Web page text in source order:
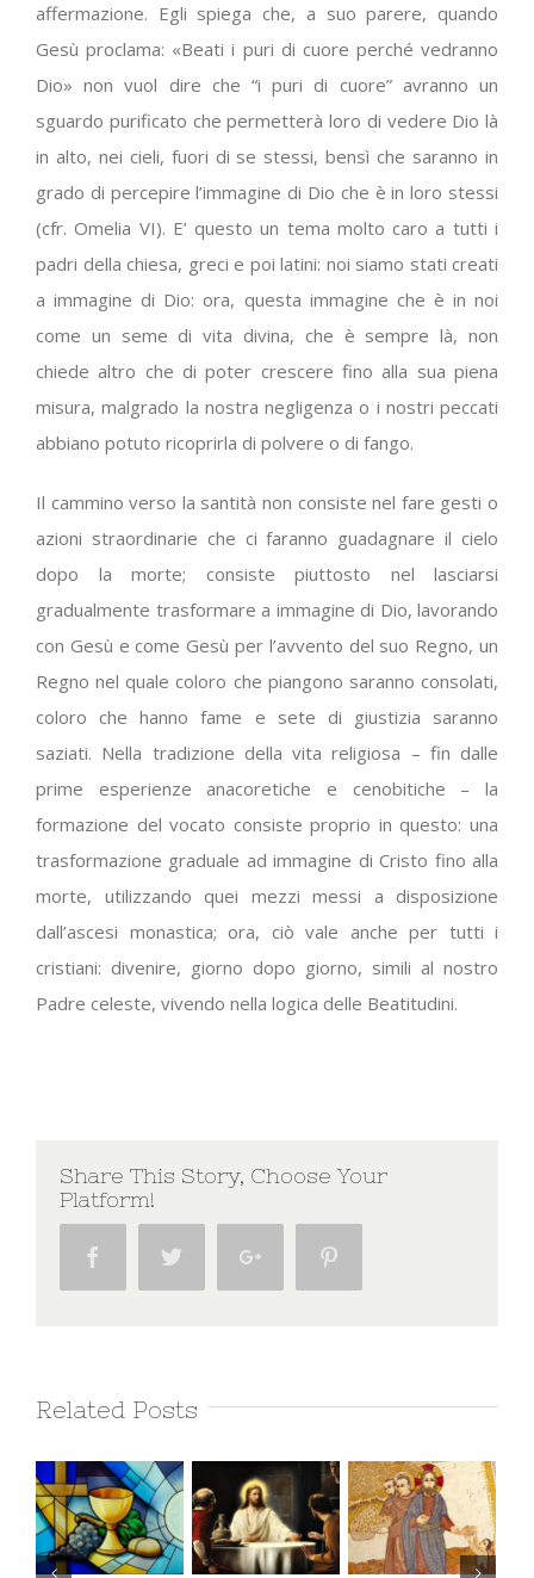
affermazione. Egli spiega che, a suo parere, quando
Gesù proclama: «Beati i puri di cuore perché vedranno
Dio» non vuol dire che “i puri di cuore” avranno un
sguardo purificato che permetterà loro di vedere Dio là
in alto, nei cieli, fuori di se stessi, bensì che saranno in
grado di percepire l’immagine di Dio che è in loro stessi
(cfr. Omelia VI). E’ questo un tema molto caro a tutti i
padri della chiesa, greci e poi latini: noi siamo stati creati
a immagine di Dio: ora, questa immagine che è in noi
come un seme di vita divina, che è sempre là, non
chiede altro che di poter crescere fino alla sua piena
misura, malgrado la nostra negligenza o i nostri peccati
abbiano potuto ricoprirla di polvere o di fango.
Il cammino verso la santità non consiste nel fare gesti o
azioni straordinarie che ci faranno guadagnare il cielo
dopo la morte; consiste piuttosto nel lasciarsi
gradualmente trasformare a immagine di Dio, lavorando
con Gesù e come Gesù per l’avvento del suo Regno, un
Regno nel quale coloro che piangono saranno consolati,
coloro che hanno fame e sete di giustizia saranno
saziati. Nella tradizione della vita religiosa – fin dalle
prime esperienze anacoretiche e cenobitiche – la
formazione del vocato consiste proprio in questo: una
trasformazione graduale ad immagine di Cristo fino alla
morte, utilizzando quei mezzi messi a disposizione
dall’ascesi monastica; ora, ciò vale anche per tutti i
cristiani: divenire, giorno dopo giorno, simili al nostro
Padre celeste, vivendo nella logica delle Beatitudini.
Share This Story, Choose Your
Platform!
Facebook Twitter Google+
Related Posts